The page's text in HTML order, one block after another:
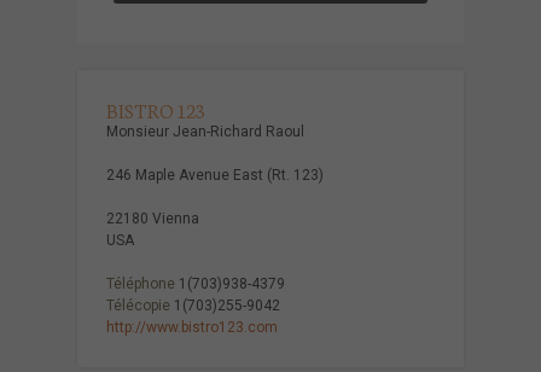
BISTRO 123
Monsieur Jean-Richard Raoul
246 Maple Avenue East (Rt. 123)
22180 Vienna
USA
Téléphone 1(703)938-4379
Télécopie 1(703)255-9042
http://www.bistro123.com